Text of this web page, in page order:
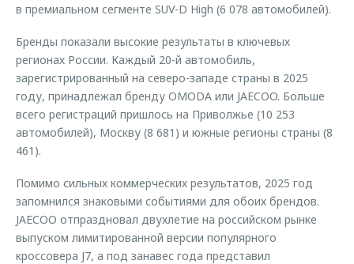
в премиальном сегменте SUV-D High (6 078 автомобилей).
Бренды показали высокие результаты в ключевых
регионах России. Каждый 20-й автомобиль,
зарегистрированный на северо-западе страны в 2025
году, принадлежал бренду OMODA или JAECOO. Больше
всего регистраций пришлось на Приволжье (10 253
автомобилей), Москву (8 681) и южные регионы страны (8
461).
Помимо сильных коммерческих результатов, 2025 год
запомнился знаковыми событиями для обоих брендов.
JAECOO отпраздновал двухлетие на российском рынке
выпуском лимитированной версии популярного
кроссовера J7, а под занавес года представил